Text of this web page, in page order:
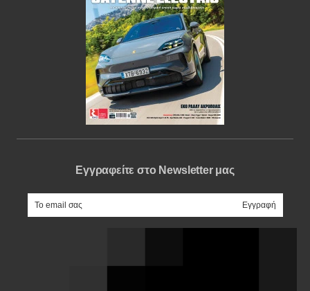
Εγγραφείτε στο Newsletter μας
e-mail